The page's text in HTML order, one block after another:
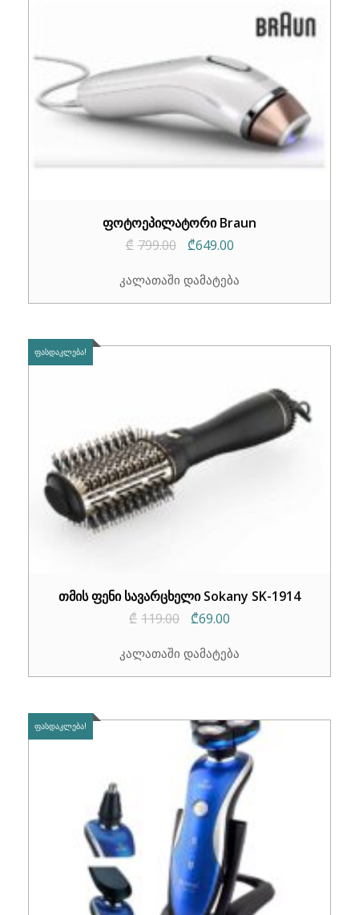
ფოტოეპილატორი Braun
₾ 799.00
Original
was:
₾649.00Current
is:
კალათაში დამატება
ᲤᲐᲡᲓᲐᲙᲚᲔᲑᲐ!
თმის ფენი სავარცხელი Sokany SK-1914
₾ 119.00
Original
was:
₾69.00
is:
კალათაში დამატება
ᲤᲐᲡᲓᲐᲙᲚᲔᲑᲐ!